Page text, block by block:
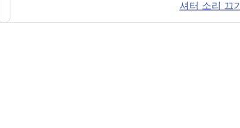
셔터 소리 끄기